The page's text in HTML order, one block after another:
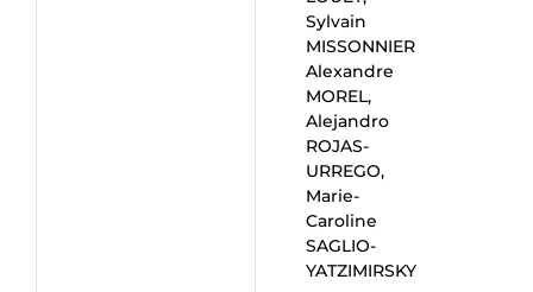
Sylvain
MISSONNIER
Alexandre
MOREL,
Alejandro
ROJAS-
URREGO,
Marie-
Caroline
SAGLIO-
YATZIMIRSKY